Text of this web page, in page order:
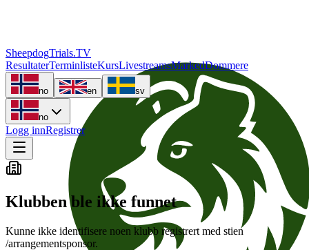
SheepdogTrials.TV
ResultaterTerminlisteKursLivestreamsMarkedDommere
no en sv
no
Logg innRegistrer
Klubben ble ikke funnet
Kunne ikke identifisere noen klubb registrert med stien
/arrangementsponsor.